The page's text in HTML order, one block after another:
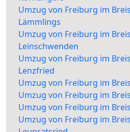
Umzug von Freiburg im
Lämmlings
Umzug von Freiburg im
Leinschwenden
Umzug von Freiburg im
Lenzfried
Umzug von Freiburg im
Umzug von Freiburg im
Umzug von Freiburg im
Umzug von Freiburg im